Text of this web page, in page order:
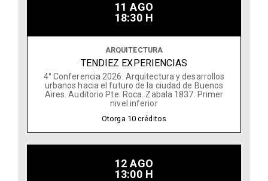
11 AGO
18:30 H
ARQUITECTURA
TENDIEZ EXPERIENCIAS
4° Conferencia 2026. Arquitectura y desarrollos
urbanos hacia el futuro de la ciudad de Buenos
Aires. Auditorio Pte. Roca. Zabala 1837. Primer
nivel inferior
Otorga 10 créditos
12 AGO
13:00 H